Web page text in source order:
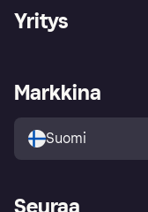
Ohje
Kirjaudu sisään
Tutustu kauppoihin
Ostajan turva
Yritys
Kirjaudu sisään
Markkina
Suomi
Seuraa